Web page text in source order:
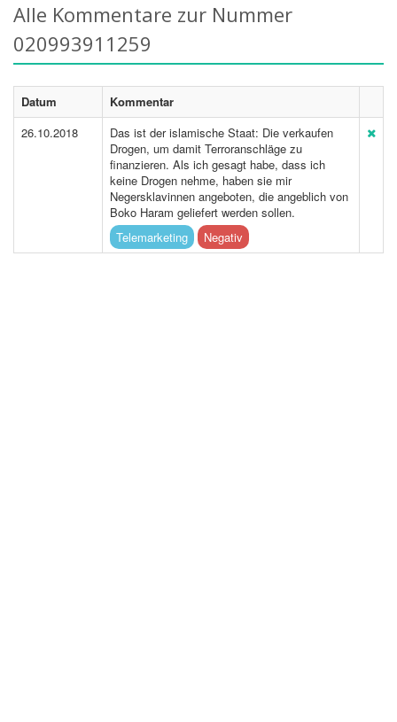
Alle Kommentare zur Nummer
020993911259
Datum
Kommentar
26.10.2018
Das ist der islamische Staat: Die verkaufen
Drogen, um damit Terroranschläge zu
finanzieren. Als ich gesagt habe, dass ich
keine Drogen nehme, haben sie mir
Negersklavinnen angeboten, die angeblich von
Boko Haram geliefert werden sollen.
Telemarketing
Negativ